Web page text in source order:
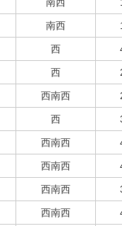
南西
西
西
西南西
西
西南西
西南西
西南西
西南西